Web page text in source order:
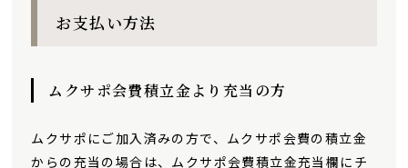
お支払い方法
ムクサポ会費積立金より充当の方
ムクサポにご加入済みの方で、ムクサポ会費の積立金
からの充当の場合は、ムクサポ会費積立金充当欄にチ